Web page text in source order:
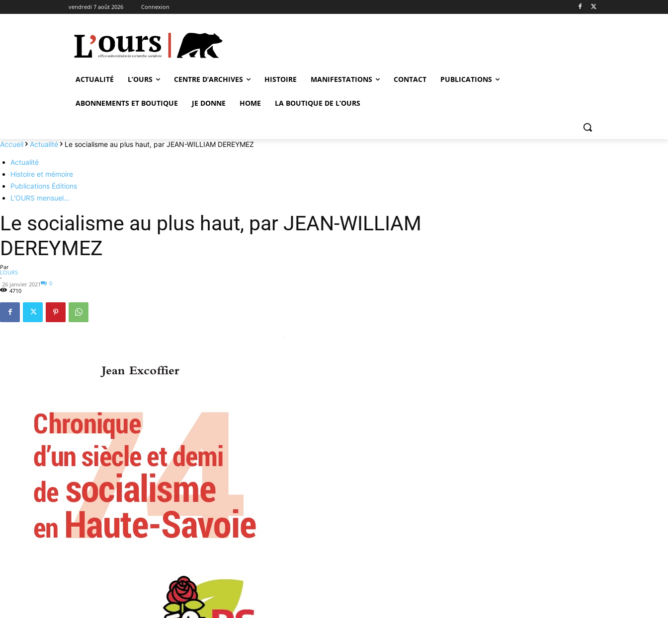
vendredi 7 août 2026 Connexion
ACTUALITÉ L’OURS CENTRE D’ARCHIVES HISTOIRE MANIFESTATIONS CONTACT PUBLICATIONS
ABONNEMENTS ET BOUTIQUE JE DONNE HOME LA BOUTIQUE DE L’OURS
Accueil Actualité Le socialisme au plus haut, par JEAN-WILLIAM DEREYMEZ
Actualité
Histoire et mémoire
Publications Éditions
L'OURS mensuel…
Le socialisme au plus haut, par JEAN-WILLIAM
DEREYMEZ
Par
LOURS
-
26 janvier 2021
0
4710